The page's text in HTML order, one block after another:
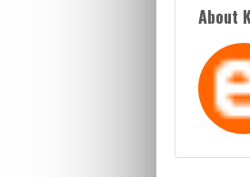
About